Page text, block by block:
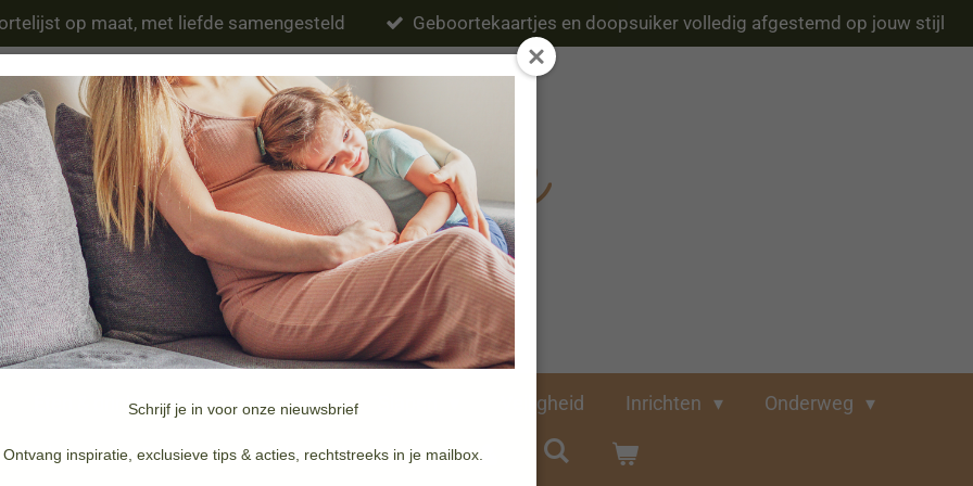
Schrijf je in voor onze nieuwsbrief
Ontvang inspiratie, exclusieve tips & acties, rechtstreeks in je mailbox.
op maat, met liefde samengesteld Geboortekaartjes en doopsuiker volledig afgestemd op jouw stijl
Eten & drinken Verzorging Veiligheid Inrichten Onderweg
Merken Doopsuiker & Geboortekaartjes